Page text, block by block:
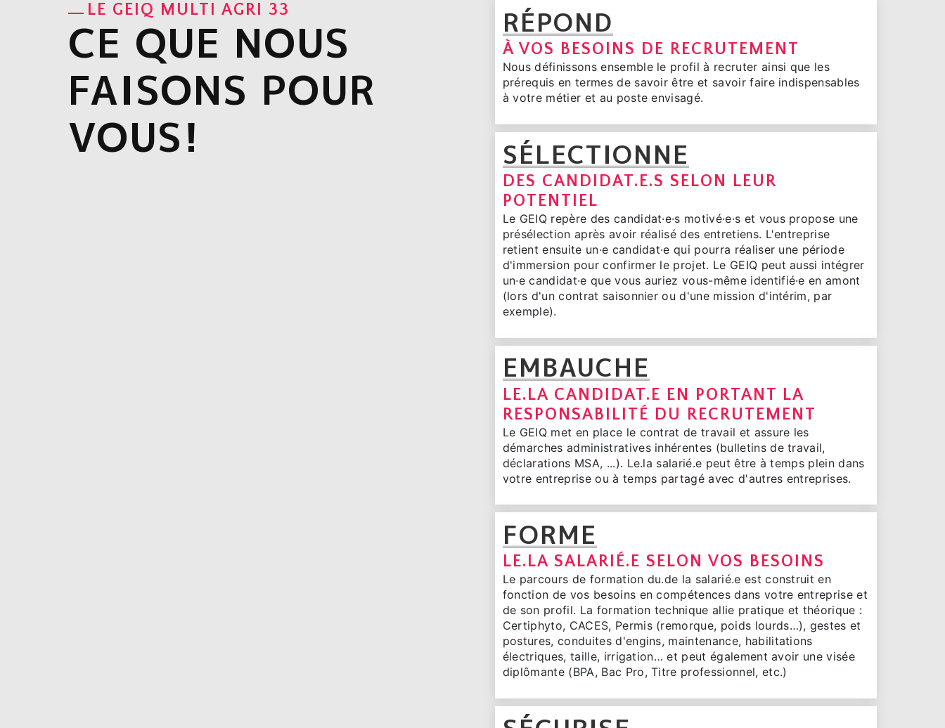
LE GEIQ MULTI AGRI 33
CE QUE NOUS
FAISONS POUR
VOUS!
RÉPOND
À VOS BESOINS DE RECRUTEMENT
Nous définissons ensemble le profil à recruter ainsi que les
prérequis en termes de savoir être et savoir faire indispensables
à votre métier et au poste envisagé.
SÉLECTIONNE
DES CANDIDAT.E.S SELON LEUR
POTENTIEL
Le GEIQ repère des candidat·e·s motivé·e·s et vous propose une
présélection après avoir réalisé des entretiens. L'entreprise
retient ensuite un·e candidat·e qui pourra réaliser une période
d'immersion pour confirmer le projet. Le GEIQ peut aussi intégrer
un·e candidat·e que vous auriez vous-même identifié·e en amont
(lors d'un contrat saisonnier ou d'une mission d'intérim, par
exemple).
EMBAUCHE
LE.LA CANDIDAT.E EN PORTANT LA
RESPONSABILITÉ DU RECRUTEMENT
Le GEIQ met en place le contrat de travail et assure les
démarches administratives inhérentes (bulletins de travail,
déclarations MSA, ...). Le.la salarié.e peut être à temps plein dans
votre entreprise ou à temps partagé avec d'autres entreprises.
FORME
LE.LA SALARIÉ.E SELON VOS BESOINS
Le parcours de formation du.de la salarié.e est construit en
fonction de vos besoins en compétences dans votre entreprise et
de son profil. La formation technique allie pratique et théorique :
Certiphyto, CACES, Permis (remorque, poids lourds…), gestes et
postures, conduites d'engins, maintenance, habilitations
électriques, taille, irrigation… et peut également avoir une visée
diplômante (BPA, Bac Pro, Titre professionnel, etc.)